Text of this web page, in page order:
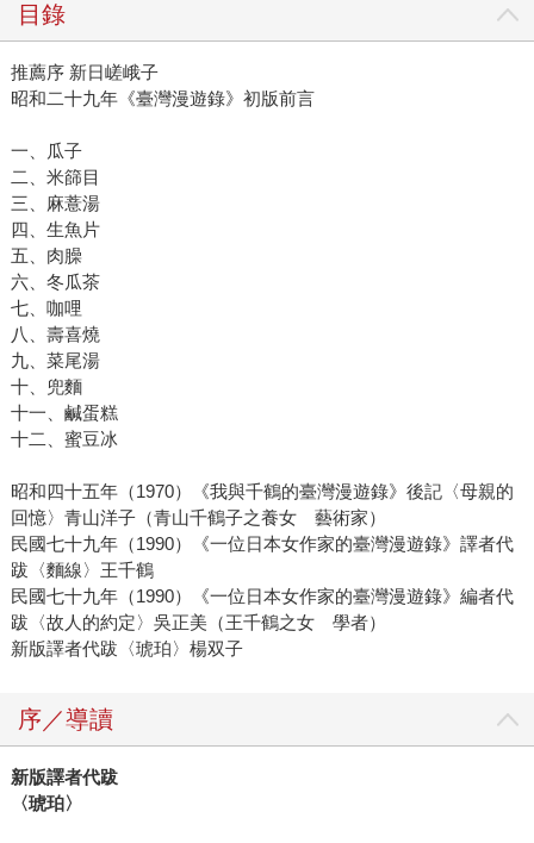
目錄
推薦序 新日嵯峨子
昭和二十九年《臺灣漫遊錄》初版前言
一、瓜子
二、米篩目
三、麻薏湯
四、生魚片
五、肉臊
六、冬瓜茶
七、咖哩
八、壽喜燒
九、菜尾湯
十、兜麵
十一、鹹蛋糕
十二、蜜豆冰
昭和四十五年（1970）《我與千鶴的臺灣漫遊錄》後記〈母親的
回憶〉青山洋子（青山千鶴子之養女 藝術家）
民國七十九年（1990）《一位日本女作家的臺灣漫遊錄》譯者代
跋〈麵線〉王千鶴
民國七十九年（1990）《一位日本女作家的臺灣漫遊錄》編者代
跋〈故人的約定〉吳正美（王千鶴之女 學者）
新版譯者代跋〈琥珀〉楊双子
序／導讀
新版譯者代跋
〈琥珀〉